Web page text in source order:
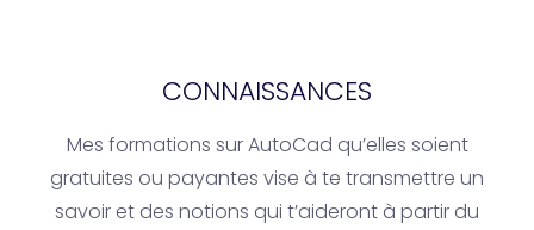
CONNAISSANCES
Mes formations sur AutoCad qu’elles soient
gratuites ou payantes vise à te transmettre un
savoir et des notions qui t’aideront à partir du